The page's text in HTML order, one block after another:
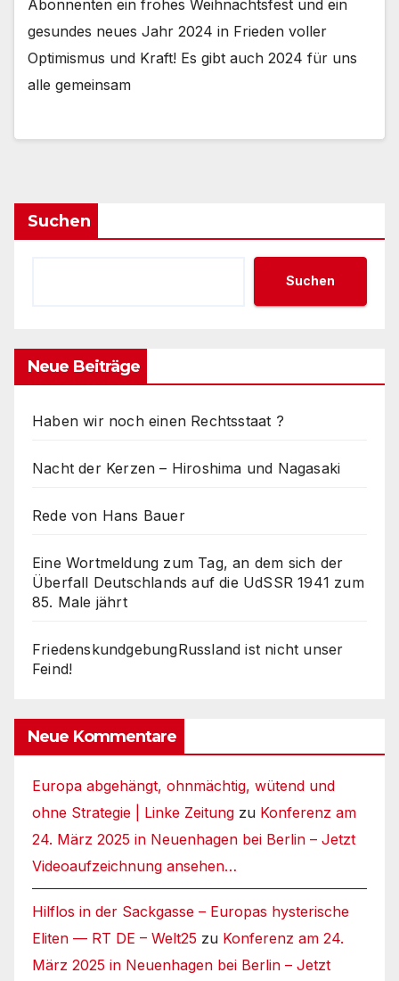
Abonnenten ein frohes Weihnachtsfest und ein
gesundes neues Jahr 2024 in Frieden voller
Optimismus und Kraft! Es gibt auch 2024 für uns
alle gemeinsam
Suchen
Suchen
Neue Beiträge
Haben wir noch einen Rechtsstaat ?
Nacht der Kerzen – Hiroshima und Nagasaki
Rede von Hans Bauer
Eine Wortmeldung zum Tag, an dem sich der
Überfall Deutschlands auf die UdSSR 1941 zum
85. Male jährt
FriedenskundgebungRussland ist nicht unser
Feind!
Neue Kommentare
Europa abgehängt, ohnmächtig, wütend und
ohne Strategie | Linke Zeitung zu Konferenz am
24. März 2025 in Neuenhagen bei Berlin – Jetzt
Videoaufzeichnung ansehen…
Hilflos in der Sackgasse – Europas hysterische
Eliten — RT DE – Welt25 zu Konferenz am 24.
März 2025 in Neuenhagen bei Berlin – Jetzt